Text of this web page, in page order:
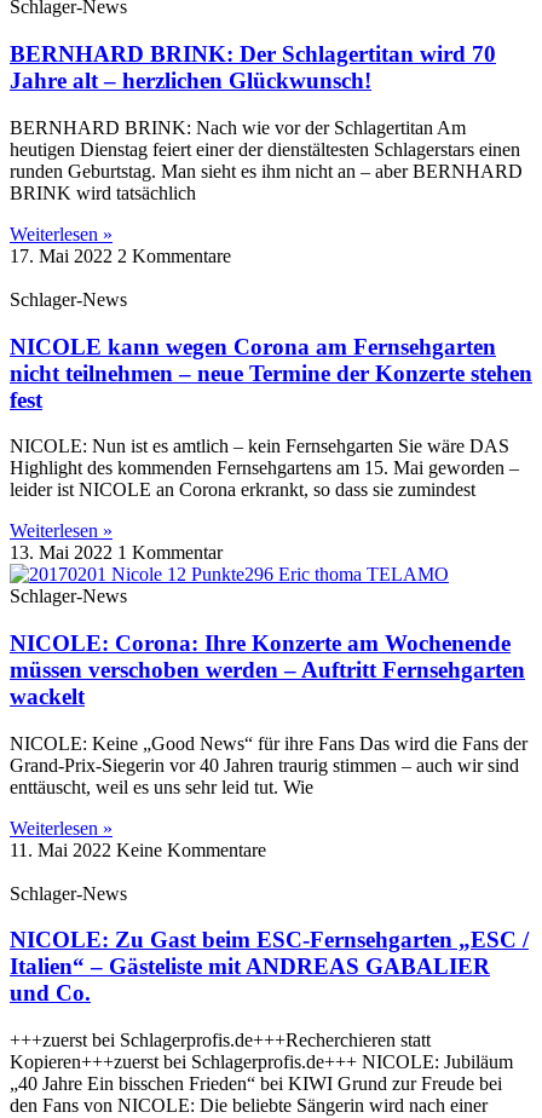
Schlager-News
BERNHARD BRINK: Der Schlagertitan wird 70
Jahre alt – herzlichen Glückwunsch!
BERNHARD BRINK: Nach wie vor der Schlagertitan Am
heutigen Dienstag feiert einer der dienstältesten Schlagerstars einen
runden Geburtstag. Man sieht es ihm nicht an – aber BERNHARD
BRINK wird tatsächlich
Weiterlesen »
17. Mai 2022 2 Kommentare
Schlager-News
NICOLE kann wegen Corona am Fernsehgarten
nicht teilnehmen – neue Termine der Konzerte stehen
fest
NICOLE: Nun ist es amtlich – kein Fernsehgarten Sie wäre DAS
Highlight des kommenden Fernsehgartens am 15. Mai geworden –
leider ist NICOLE an Corona erkrankt, so dass sie zumindest
Weiterlesen »
13. Mai 2022 1 Kommentar
Schlager-News
NICOLE: Corona: Ihre Konzerte am Wochenende
müssen verschoben werden – Auftritt Fernsehgarten
wackelt
NICOLE: Keine „Good News“ für ihre Fans Das wird die Fans der
Grand-Prix-Siegerin vor 40 Jahren traurig stimmen – auch wir sind
enttäuscht, weil es uns sehr leid tut. Wie
Weiterlesen »
11. Mai 2022 Keine Kommentare
Schlager-News
NICOLE: Zu Gast beim ESC-Fernsehgarten „ESC /
Italien“ – Gästeliste mit ANDREAS GABALIER
und Co.
+++zuerst bei Schlagerprofis.de+++Recherchieren statt
Kopieren+++zuerst bei Schlagerprofis.de+++ NICOLE: Jubiläum
„40 Jahre Ein bisschen Frieden“ bei KIWI Grund zur Freude bei
den Fans von NICOLE: Die beliebte Sängerin wird nach einer